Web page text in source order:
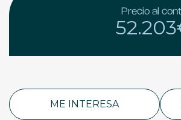
Precio al
ME INTERESA